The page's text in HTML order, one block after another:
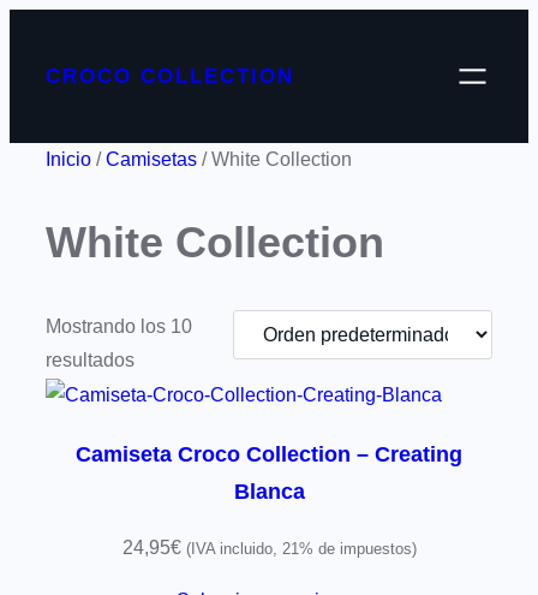
CROCO COLLECTION
Inicio /Camisetas / White Collection
White Collection
Mostrando los 10
resultados
Camiseta Croco Collection – Creating
Blanca
24,95€ (IVA incluido, 21% de impuestos)